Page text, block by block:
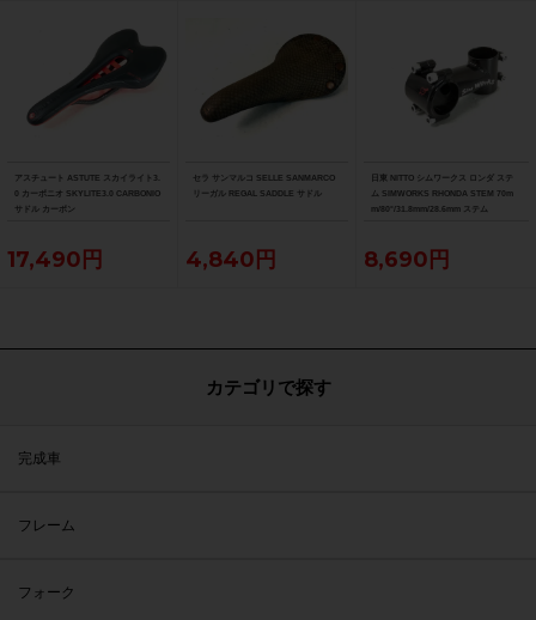
アスチュート ASTUTE スカイライト3.
0 カーボニオ SKYLITE3.0 CARBONIO
サドル カーボン
17,490円
セラ サンマルコ SELLE SANMARCO
リーガル REGAL SADDLE サドル
4,840円
日東 NITTO シムワークス ロンダ ステ
ム SIMWORKS RHONDA STEM 70m
m/80°/31.8mm/28.6mm ステム
8,690円
カテゴリで探す
完成車
フレーム
フォーク